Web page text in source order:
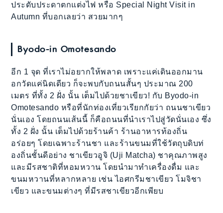
ประดับประดาตกแต่งไฟ หรือ Special Night Visit in
Autumn ที่บอกเลยว่า สวยมากๆ
Byodo-in Omotesando
อีก 1 จุด ที่เราไม่อยากให้พลาด เพราะแค่เดินออกมาน
อกวัดแค่นิดเดียว ก็จะพบกับถนนสั้นๆ ประมาณ 200
เมตร ที่ทั้ง 2 ฝั่ง นั้น เต็มไปด้วยชาเขียว! กับ Byodo-in
Omotesando หรือที่นักท่องเที่ยวเรียกกัยว่า ถนนชาเขียว
นั่นเอง โดยถนนเส้นนี้ ก็คือถนนที่นำเราไปสู่วัดนั่นเอง ซึ่ง
ทั้ง 2 ฝั่ง นั้น เต็มไปด้วยร้านค้า ร้านอาหารท้องถิ่น
อร่อยๆ โดยเฉพาะร้านชา และร้านขนมที่ใช้วัตถุบดิบท่
องถิ่นชั้นดีอย่าง ชาเขียวอูจิ (Uji Matcha) ชาคุณภาพสูง
และมีรสชาติที่หอมหวาน โดยนำมาทำเครื่องดื่ม และ
ขนมหวานที่หลากหลาย เช่น ไอศกรีมชาเขียว โมจิชา
เขียว และขนมต่างๆ ที่มีรสชาเขียวอีกเพียบ